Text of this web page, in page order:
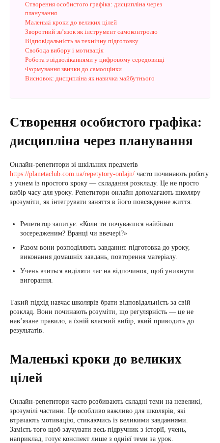
Створення особистого графіка: дисципліна через
планування
Маленькі кроки до великих цілей
Зворотний зв’язок як інструмент самоконтролю
Відповідальність за технічну підготовку
Свобода вибору і мотивація
Робота з відволіканнями у цифровому середовищі
Формування звички до самооцінки
Висновок: дисципліна як навичка майбутнього
Створення особистого графіка:
дисципліна через планування
Онлайн-репетитори зі шкільних предметів
https://planetaclub.com.ua/repetytory-onlajn/ часто починають роботу
з учнем із простого кроку — складання розкладу. Це не просто
вибір часу для уроку. Репетитори онлайн допомагають школяру
зрозуміти, як інтегрувати заняття в його повсякденне життя.
Репетитор запитує: «Коли ти почуваєшся найбільш
зосередженим? Вранці чи ввечері?»
Разом вони розподіляють завдання: підготовка до уроку,
виконання домашніх завдань, повторення матеріалу.
Учень вчиться виділяти час на відпочинок, щоб уникнути
вигорання.
Такий підхід навчає школярів брати відповідальність за свій
розклад. Вони починають розуміти, що регулярність — це не
нав’язане правило, а їхній власний вибір, який приводить до
результатів.
Маленькі кроки до великих
цілей
Онлайн-репетитори часто розбивають складні теми на невеликі,
зрозумілі частини. Це особливо важливо для школярів, які
втрачають мотивацію, стикаючись із великими завданнями.
Замість того щоб заучувати весь підручник з історії, учень,
наприклад, готує конспект лише з однієї теми за урок.